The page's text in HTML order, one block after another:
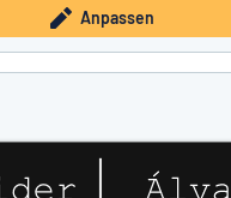
Anpassen